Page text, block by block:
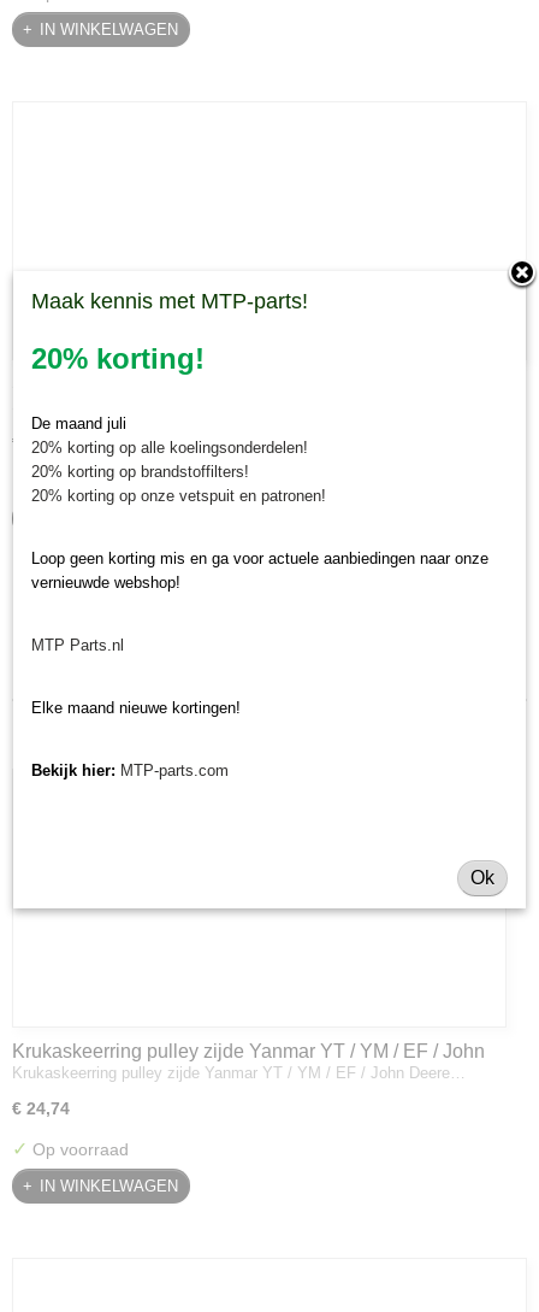
IN WINKELWAGEN
€ 12,20
Op voorraad
Laatst toegevoegd
Krukaskeerring pulley zijde Yanmar YT / YM / EF / John
Deere - 119934-01800
Krukaskeerring pulley zijde Yanmar YT / YM / EF / John Deere…
€ 24,74
✓ Op voorraad
IN WINKELWAGEN
Maak kennis met MTP-parts!
20% korting!
De maand juli
20% korting op alle koelingsonderdelen!
20% korting op brandstoffilters!
20% korting op onze vetspuit en patronen!
Loop geen korting mis en ga voor actuele aanbiedingen naar onze
vernieuwde webshop!
MTP Parts.nl
Elke maand nieuwe kortingen!
Bekijk hier: MTP-parts.com
Ok